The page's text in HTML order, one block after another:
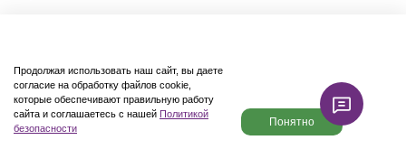
Лакомства для собак
Продолжая использовать наш сайт, вы даете
согласие на обработку файлов cookie,
которые обеспечивают правильную работу
сайта и соглашаетесь с нашей Политикой
безопасности
Понятно